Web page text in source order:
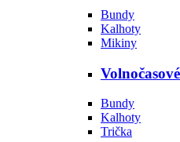
Bundy
Kalhoty
Mikiny
Bundy
Kalhoty
Trička